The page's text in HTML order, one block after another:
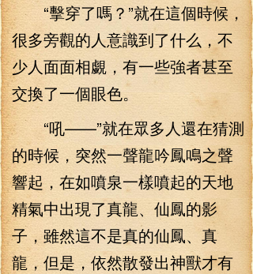
“擊穿了嗎？”就在這個時候，
很多旁觀的人意識到了什么，不
少人面面相覷，有一些強者甚至
交換了一個眼色。
“吼——”就在眾多人還在猜測
的時候，突然一聲龍吟鳳鳴之聲
響起，在如噴泉一樣噴起的天地
精氣中出現了真龍、仙鳳的影
子，雖然這不是真的仙鳳、真
龍，但是，依然散發出神獸才有